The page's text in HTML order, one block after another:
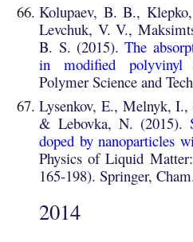
Kolupaev, B. B.,
Levchuk, V. V.,
B. S. (2015).The
in modified polyvinyl
Polymer Science and
Lysenkov, E., Melnyk,
& Lebovka, N. (2015).
doped by nanoparticles
Physics of Liquid
165-198). Springer,
2014